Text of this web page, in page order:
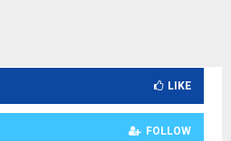
LIKE
FOLLOW